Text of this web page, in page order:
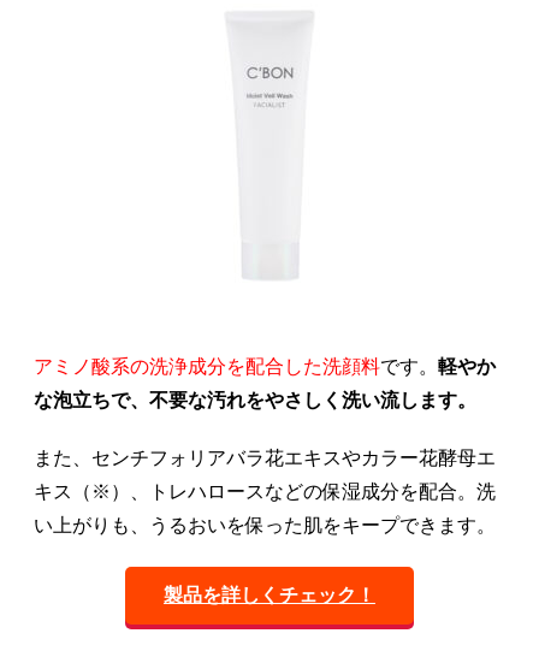
アミノ酸系の洗浄成分を配合した洗顔料です。 軽やか
な泡立ちで、不要な汚れをやさしく洗い流します。
また、センチフォリアバラ花エキスやカラー花酵母エ
キス（※）、トレハロースなどの保湿成分を配合。洗
い上がりも、うるおいを保った肌をキープできます。
製品を詳しくチェック！